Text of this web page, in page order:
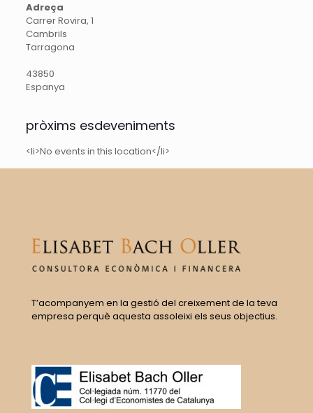
Adreça
Carrer Rovira, 1
Cambrils
Tarragona
43850
Espanya
pròxims esdeveniments
<li>No events in this location</li>
T’acompanyem en la gestió del creixement de la teva
empresa perquè aquesta assoleixi els seus objectius.